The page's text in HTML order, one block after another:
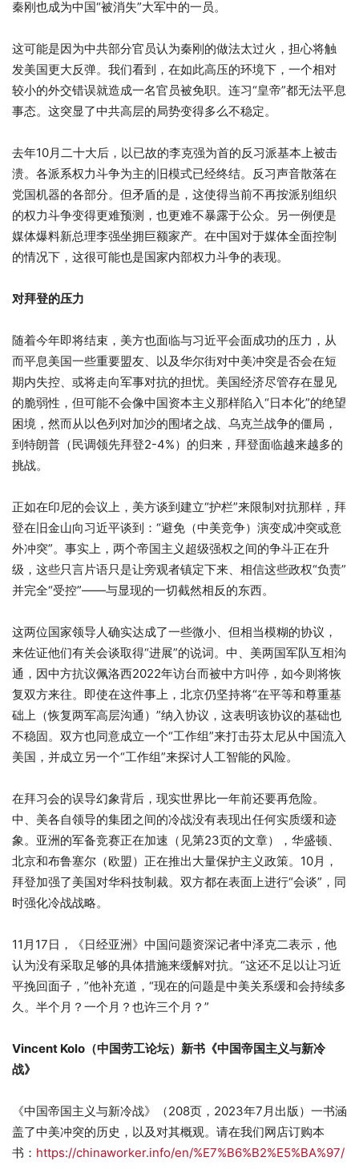
秦刚也成为中国“被消失”大军中的一员。
这可能是因为中共部分官员认为秦刚的做法太过火，担心将触
发美国更大反弹。我们看到，在如此高压的环境下，一个相对
较小的外交错误就造成一名官员被免职。连习“皇帝”都无法平息
事态。这突显了中共高层的局势变得多么不稳定。
去年10月二十大后，以已故的李克强为首的反习派基本上被击
溃。各派系权力斗争为主的旧模式已经终结。反习声音散落在
党国机器的各部分。但矛盾的是，这使得当前不再按派别组织
的权力斗争变得更难预测，也更难不暴露于公众。另一例便是
媒体爆料新总理李强坐拥巨额家产。在中国对于媒体全面控制
的情况下，这很可能也是国家内部权力斗争的表现。
对拜登的压力
随着今年即将结束，美方也面临与习近平会面成功的压力，从
而平息美国一些重要盟友、以及华尔街对中美冲突是否会在短
期内失控、或将走向军事对抗的担忧。美国经济尽管存在显见
的脆弱性，但可能不会像中国资本主义那样陷入“日本化”的绝望
困境，然而从以色列对加沙的围堵之战、乌克兰战争的僵局，
到特朗普（民调领先拜登2-4%）的归来，拜登面临越来越多的
挑战。
正如在印尼的会议上，美方谈到建立“护栏”来限制对抗那样，拜
登在旧金山向习近平谈到：“避免（中美竞争）演变成冲突或意
外冲突”。事实上，两个帝国主义超级强权之间的争斗正在升
级，这些只言片语只是让旁观者镇定下来、相信这些政权“负责”
并完全“受控”——与显现的一切截然相反的东西。
这两位国家领导人确实达成了一些微小、但相当模糊的协议，
来佐证他们有关会谈取得“进展”的说词。中、美两国军队互相沟
通，因中方抗议佩洛西2022年访台而被中方叫停，如今则将恢
复双方来往。即使在这件事上，北京仍坚持将“在平等和尊重基
础上（恢复两军高层沟通）”纳入协议，这表明该协议的基础也
不稳固。双方也同意成立一个“工作组”来打击芬太尼从中国流入
美国，并成立另一个“工作组”来探讨人工智能的风险。
在拜习会的误导幻象背后，现实世界比一年前还要再危险。
中、美各自领导的集团之间的冷战没有表现出任何实质缓和迹
象。亚洲的军备竞赛正在加速（见第23页的文章），华盛顿、
北京和布鲁塞尔（欧盟）正在推出大量保护主义政策。10月，
拜登加强了美国对华科技制裁。双方都在表面上进行“会谈”，同
时强化冷战战略。
11月17日，《日经亚洲》中国问题资深记者中泽克二表示，他
认为没有采取足够的具体措施来缓解对抗。“这还不足以让习近
平挽回面子，”他补充道，“现在的问题是中美关系缓和会持续多
久。半个月？一个月？也许三个月？”
Vincent Kolo（中国劳工论坛）新书《中国帝国主义与新冷
战》
《中国帝国主义与新冷战》（208页，2023年7月出版）一书涵
盖了中美冲突的历史，以及对其概观。请在我们网店订购本
书： https://chinaworker.info/en/%E7%B6%B2%E5%BA%97/